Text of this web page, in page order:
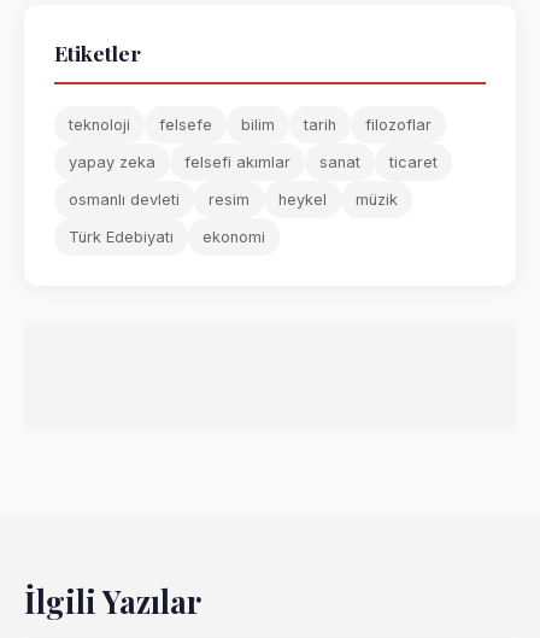
Etiketler
teknoloji felsefe bilim tarih filozoflar
yapay zeka felsefi akımlar sanat ticaret
osmanlı devleti resim heykel müzik
Türk Edebiyatı ekonomi
İlgili Yazılar